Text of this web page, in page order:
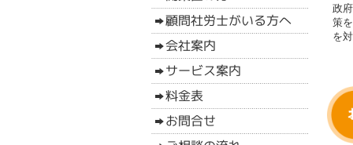
政
策
を